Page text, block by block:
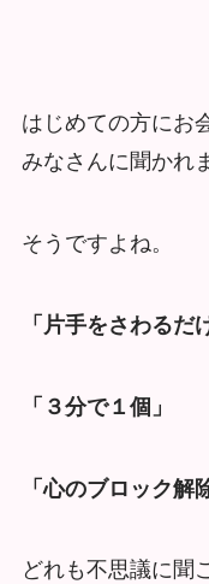
はじめての方にお
みなさんに聞かれ
そうですよね。
「片手をさわるだ
「３分で１個」
「心のブロック解
どれも不思議に聞